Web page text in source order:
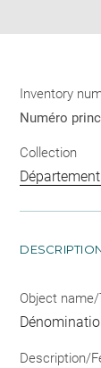
Inventory
Numéro
Collection
Object
Description/